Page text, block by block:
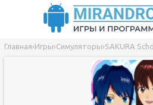
Главная›Игры›Симуляторы›SAKURA